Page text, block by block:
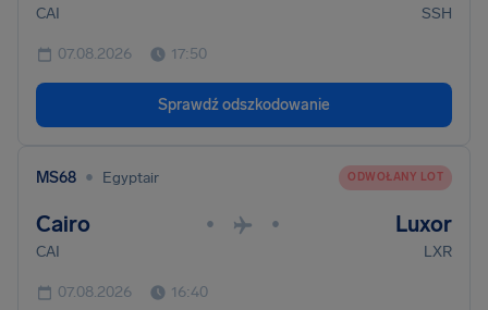
CAI SSH
07.08.2026 17:50
Sprawdź odszkodowanie
MS68 • Egyptair ODWOŁANY LOT
Cairo • • Luxor
CAI LXR
07.08.2026 16:40